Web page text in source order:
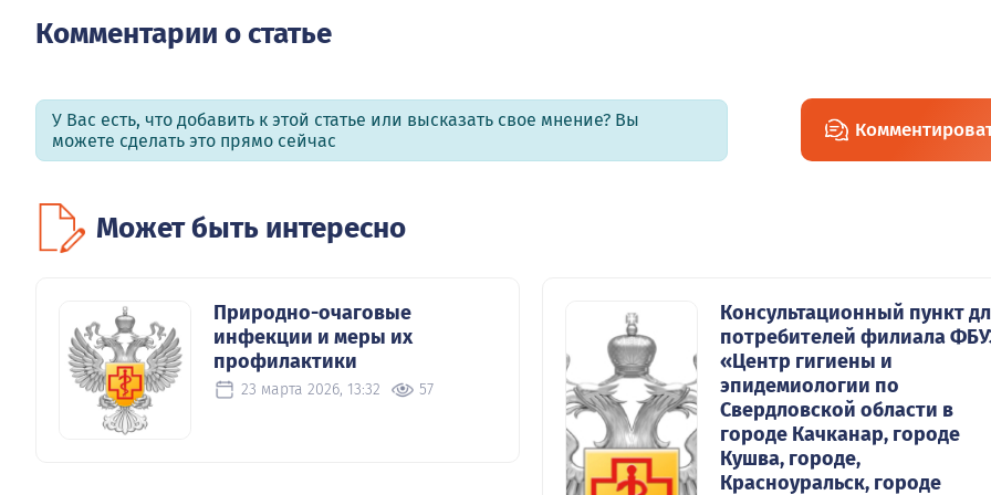
Комментарии о статье
У Вас есть, что добавить к этой статье или высказать свое мнение? Вы
можете сделать это прямо сейчас
Может быть интересно
Природно-очаговые
инфекции и меры их
профилактики
23 марта 2026, 13:32 57
Консультационный пункт
потребителей филиала
«Центр гигиены и
эпидемиологии по
Свердловской области в
городе Качканар, городе
Кушва, городе,
Красноуральск, городе